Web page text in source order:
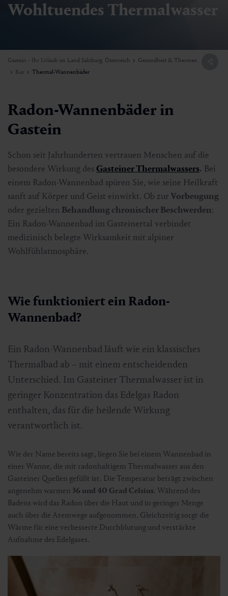
Wohltuendes Thermalwasser
Gastein - Ihr Urlaub im Land Salzburg, Österreich
Gesundheit & Thermen
Kur
Thermal-Wannenbäder
Radon-Wannenbäder in
Gastein
Schon seit Jahrhunderten vertrauen Menschen auf die
besondere Wirkung des Gasteiner Thermalwassers. Bei
einem Radon-Wannenbad spüren Sie, wie seine Heilkraft
sanft auf Körper und Geist einwirkt. Ob zurVorbeugung
oder gezielten Behandlung chronischer Beschwerden:
Ein Radon-Wannenbad im Gasteinertal verbindet
medizinisch belegte Wirksamkeit mit alpiner
Wohlfühlatmosphäre.
Wie funktioniert ein Radon-
Wannenbad?
Ein Radon-Wannenbad läuft wie ein klassisches
Thermalbad ab – mit einem entscheidenden
Unterschied. Im Gasteiner Thermalwasser ist in
geringer Konzentration das Edelgas Radon
enthalten, das für die heilende Wirkung
verantwortlich ist.
Wie der Name bereits sagt, liegen Sie bei einem Wannenbad in
einer Wanne, die mit radonhaltigem Thermalwasser aus den
Gasteiner Quellen gefüllt ist. Die Temperatur beträgt zwischen
angenehm warmen 36 und 40 Grad Celsius. Während des
Badens wird das Radon über die Haut und in geringer Menge
auch über die Atemwege aufgenommen. Gleichzeitig sorgt die
Wärme für eine verbesserte Durchblutung und verstärkte
Aufnahme des Edelgases.